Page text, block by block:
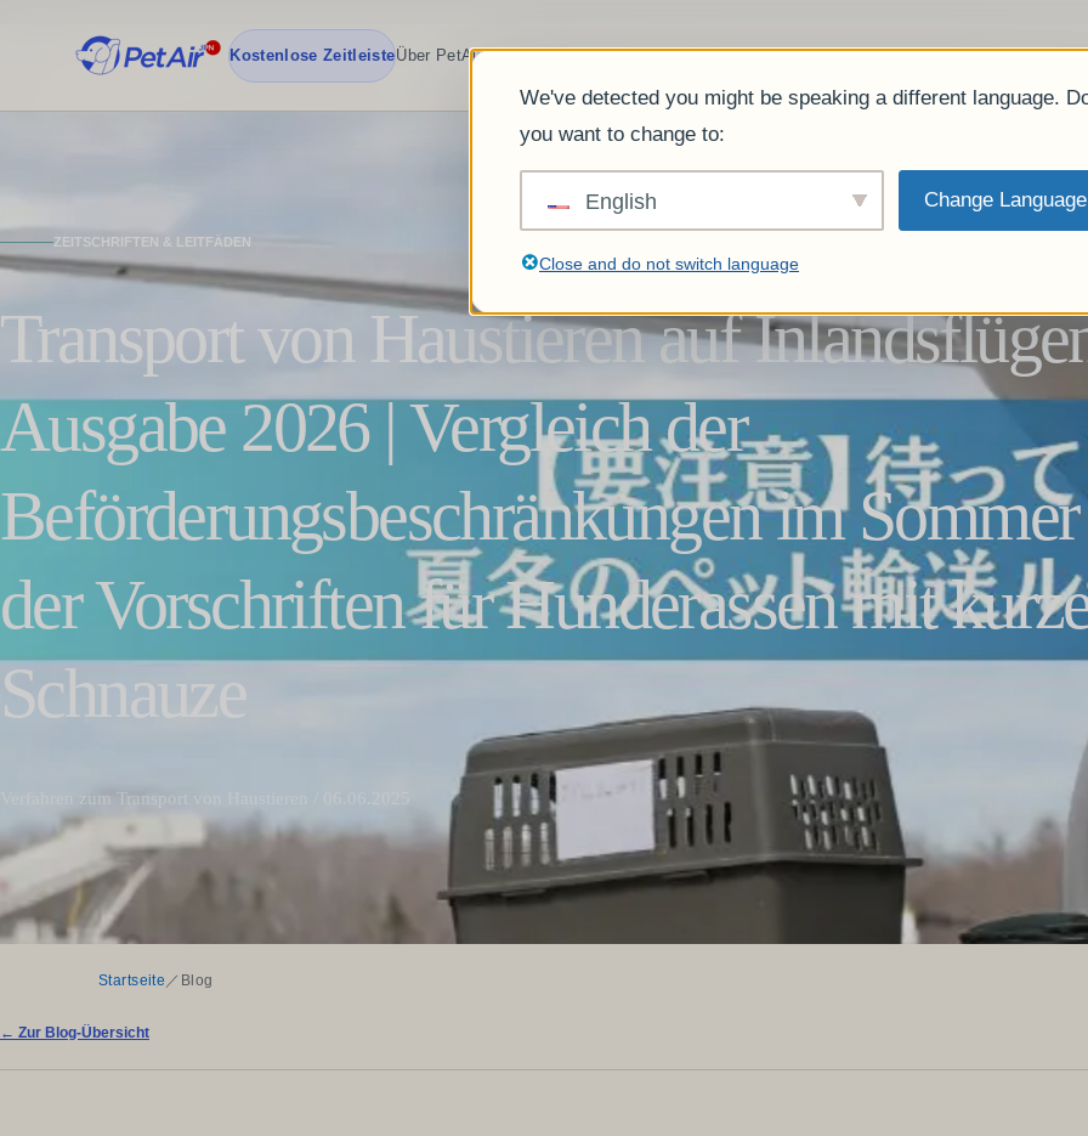
Kostenlose ZeitleisteÜber PetAirJPNTeamDienstleistungAnklagen.Was unsere Kunden sagen.FAQBlogProfil des
ZEITSCHRIFTEN & LEITFÄDEN
Transport von Haustieren auf
Ausgabe 2026 | Vergleich der
Beförderungsbeschränkungen im
der Vorschriften für Hunderassen mit
Schnauze
Verfahren zum Transport von Haustieren / 06.06.2025
Startseite ／ Blog
← Zur Blog-Übersicht
We've detected you might be speaking a different language.
you want to change to:
English Change Language
Close and do not switch language